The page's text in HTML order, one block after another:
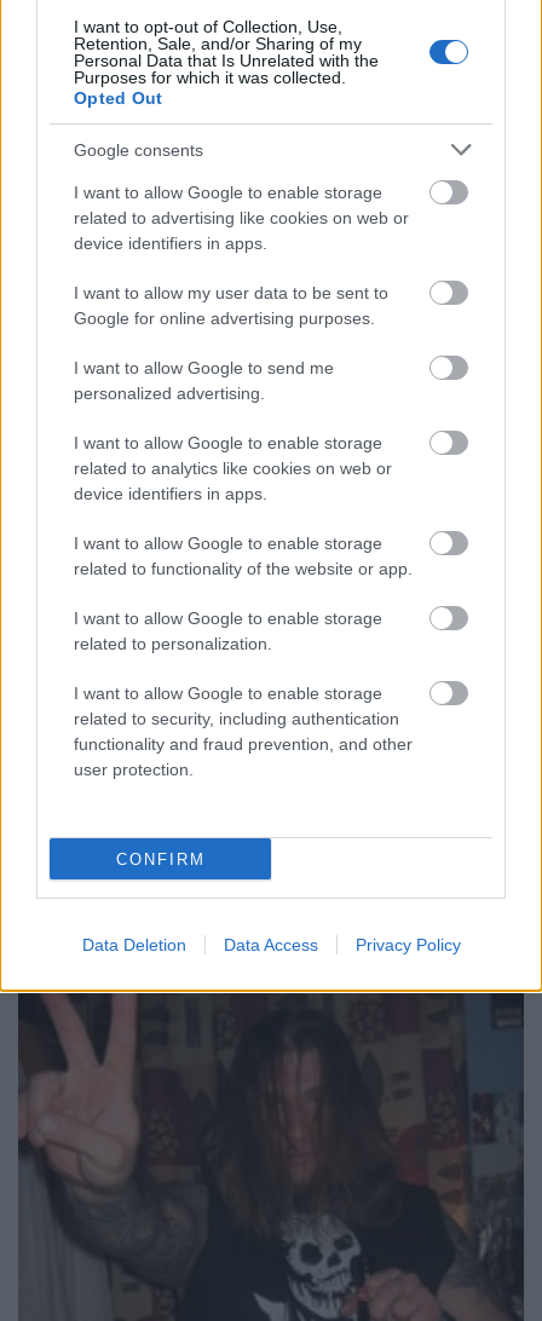
I want to opt-out of Collection, Use,
Retention, Sale, and/or Sharing of my
Personal Data that Is Unrelated with the
Purposes for which it was collected.
Opted Out
Google consents
I want to allow Google to enable storage
related to advertising like cookies on web or
device identifiers in apps.
I want to allow my user data to be sent to
Google for online advertising purposes.
I want to allow Google to send me
personalized advertising.
I want to allow Google to enable storage
related to analytics like cookies on web or
device identifiers in apps.
I want to allow Google to enable storage
related to functionality of the website or app.
I want to allow Google to enable storage
related to personalization.
I want to allow Google to enable storage
related to security, including authentication
functionality and fraud prevention, and other
user protection.
CONFIRM
Data Deletion Data Access Privacy Policy
eseményeket képtelenség kikerülni annak, aki a
közösségi portálok tölti az idejét. Az ...
magyar gitárosával
Metalkilincs•2011. augusztus 29.